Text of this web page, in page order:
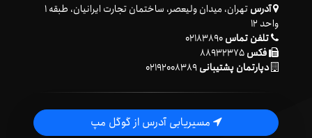
آدرس
تهران، میدان ولیعصر، ساختمان تجارت ایرانیان، طبقه ۱
واحد ۱۲
تلفن تماس۰۲۱۸۳۸۹۰
فکس
دپارتمان پشتیبانی۰۲۱۹۲۰۰۸۳۸۹
مسیریابی آدرس از گوگل مپ